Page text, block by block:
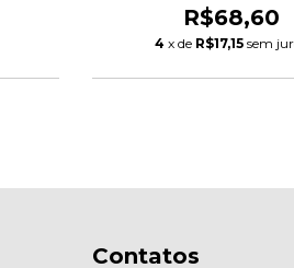
R$68,60
4 x de R$17,15 sem
Contatos